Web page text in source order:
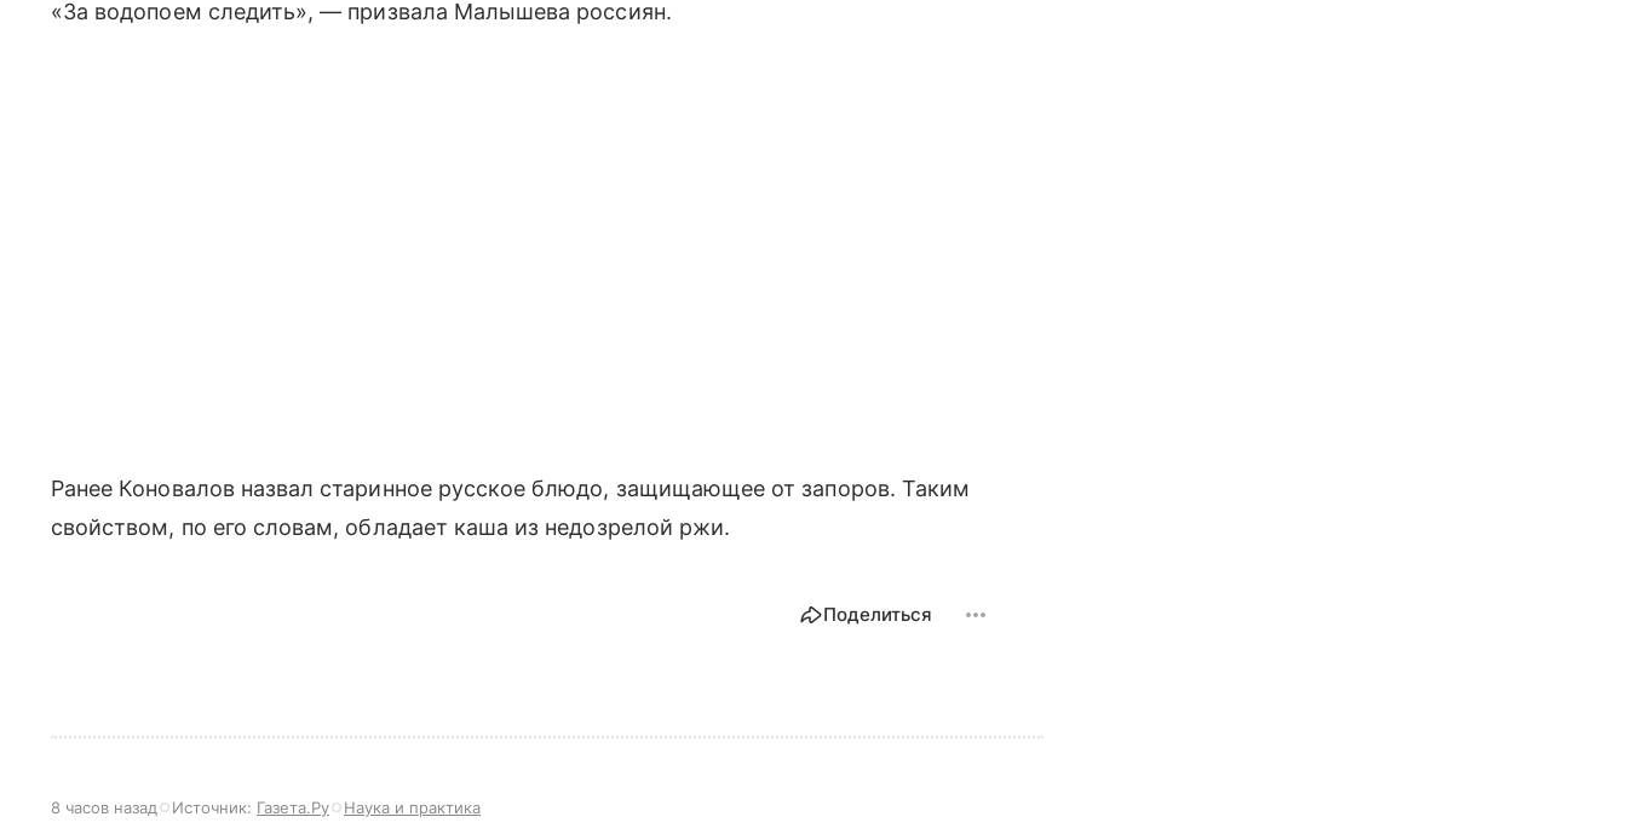
«За водопоем следить», — призвала Малышева россиян.
Ранее Коновалов назвал старинное русское блюдо, защищающее от запоров. Таким
свойством, по его словам, обладает каша из недозрелой ржи.
Поделиться
8 часов назад Источник: Газета.Ру Наука и практика